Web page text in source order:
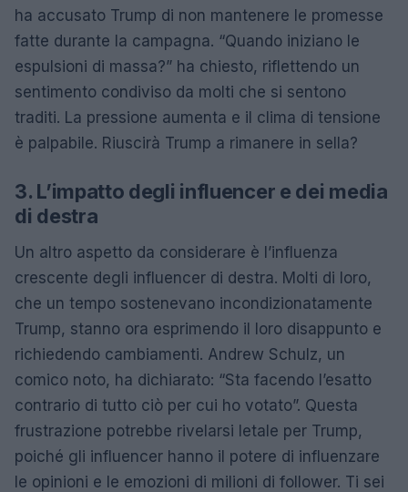
ha accusato Trump di non mantenere le promesse
fatte durante la campagna. “Quando iniziano le
espulsioni di massa?” ha chiesto, riflettendo un
sentimento condiviso da molti che si sentono
traditi. La pressione aumenta e il clima di tensione
è palpabile. Riuscirà Trump a rimanere in sella?
3. L’impatto degli influencer e dei media
di destra
Un altro aspetto da considerare è l’influenza
crescente degli influencer di destra. Molti di loro,
che un tempo sostenevano incondizionatamente
Trump, stanno ora esprimendo il loro disappunto e
richiedendo cambiamenti. Andrew Schulz, un
comico noto, ha dichiarato: “Sta facendo l’esatto
contrario di tutto ciò per cui ho votato”. Questa
frustrazione potrebbe rivelarsi letale per Trump,
poiché gli influencer hanno il potere di influenzare
le opinioni e le emozioni di milioni di follower. Ti sei